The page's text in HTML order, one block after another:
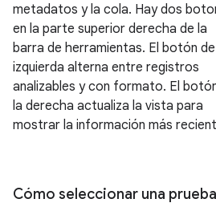
metadatos y la cola. Hay dos
en la parte superior derecha de la
barra de herramientas. El botón
izquierda alterna entre registros
analizables y con formato. El
la derecha actualiza la vista para
mostrar la información más
Cómo seleccionar una prueba